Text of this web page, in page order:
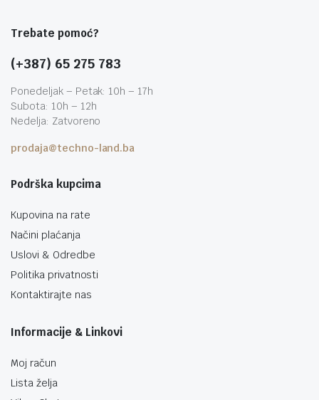
Trebate pomoć?
(+387) 65 275 783
Ponedeljak – Petak: 10h – 17h
Subota: 10h – 12h
Nedelja: Zatvoreno
prodaja@techno-land.ba
Podrška kupcima
Kupovina na rate
Načini plaćanja
Uslovi & Odredbe
Politika privatnosti
Kontaktirajte nas
Informacije & Linkovi
Moj račun
Lista želja